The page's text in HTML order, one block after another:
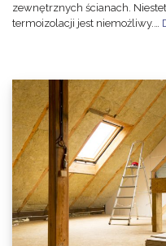
zewnętrznych ścianach.
termoizolacji jest niemożliwy.…